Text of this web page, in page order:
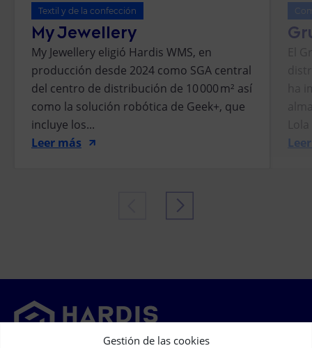
Gestión de las cookies
Textil y de la confección
My Jewellery
My Jewellery eligió Hardis WMS, en
producción desde 2024 como SGA central
del centro de distribución de 10 000 m² así
como la solución robótica de Geek+, que
incluye los...
Leer más